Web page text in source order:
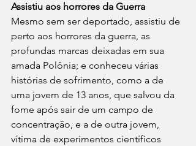
Assistiu aos horrores da Guerra
Mesmo sem ser deportado, assistiu de
perto aos horrores da guerra, as
profundas marcas deixadas em sua
amada Polônia; e conheceu várias
histórias de sofrimento, como a de
uma jovem de 13 anos, que salvou da
fome após sair de um campo de
concentração, e a de outra jovem,
vítima de experimentos científicos